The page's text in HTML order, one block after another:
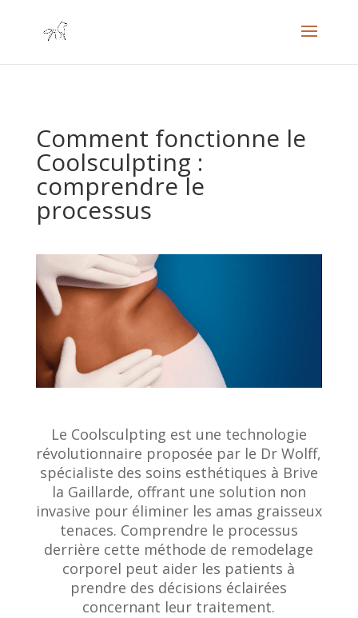
Comment fonctionne le
Coolsculpting :
comprendre le
processus
Le Coolsculpting est une technologie
révolutionnaire proposée par le Dr Wolff,
spécialiste des soins esthétiques à Brive
la Gaillarde, offrant une solution non
invasive pour éliminer les amas graisseux
tenaces. Comprendre le processus
derrière cette méthode de remodelage
corporel peut aider les patients à
prendre des décisions éclairées
concernant leur traitement.